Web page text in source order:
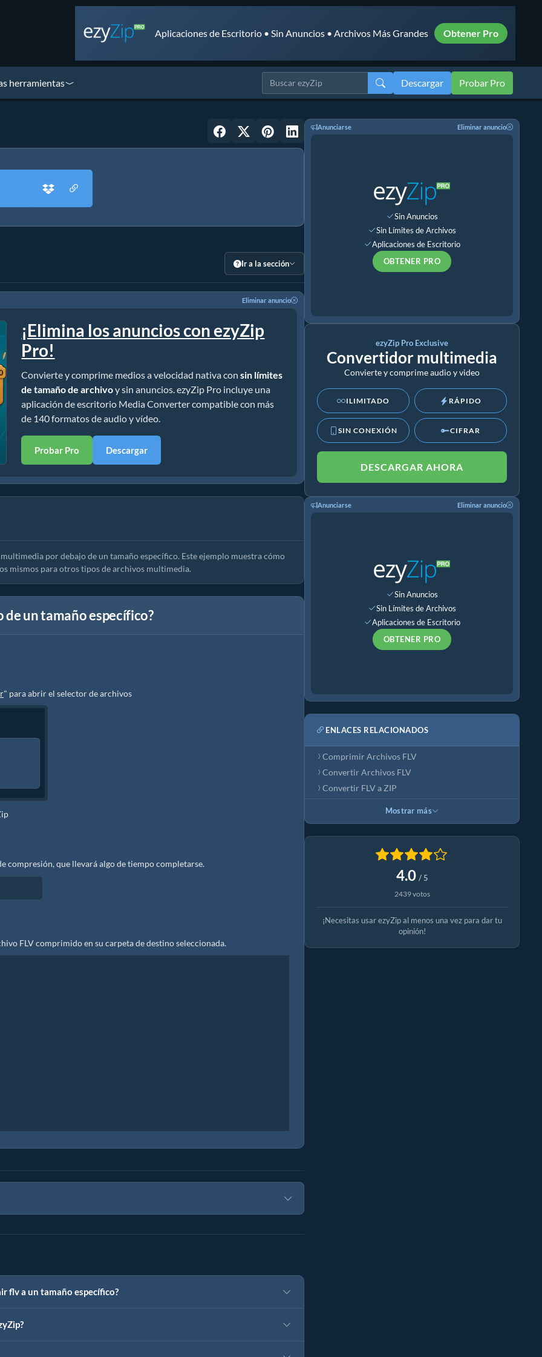
Aplicaciones de Escritorio • Sin Anuncios • Archivos Más Grandes Obtener Pro
herramientas Descargar Probar Pro
Ir a la sección
Eliminar anuncio
¡Elimina los anuncios con ezyZip
Pro!
Convierte y comprime medios a velocidad nativa consin límites
de tamaño de archivoy sin anuncios. ezyZip Pro incluye una
aplicación de escritorio Media Converter compatible con más
de 140 formatos de audio y vídeo.
Probar Pro Descargar
por debajo de un tamaño específico. Este ejemplo muestra cómo
mismos para otros tipos de archivos multimedia.
un tamaño específico?
" para abrir el selector de archivos
compresión, que llevará algo de tiempo completarse.
FLV comprimido en su carpeta de destino seleccionada.
flv a un tamaño específico?
Anunciarse Eliminar anuncio
Sin Anuncios
Sin Límites de Archivos
Aplicaciones de Escritorio
OBTENER PRO
ezyZip Pro Exclusive
Convertidor multimedia
Convierte y comprime audio y video
ILIMITADO RÁPIDO
SIN CONEXIÓN CIFRAR
DESCARGAR AHORA
Anunciarse Eliminar anuncio
Sin Anuncios
Sin Límites de Archivos
Aplicaciones de Escritorio
OBTENER PRO
ENLACES RELACIONADOS
Comprimir Archivos FLV
Convertir Archivos FLV
Convertir FLV a ZIP
Mostrar más
4.0 / 5
2439 votos
¡Necesitas usar ezyZip al menos una vez para dar tu
opinión!